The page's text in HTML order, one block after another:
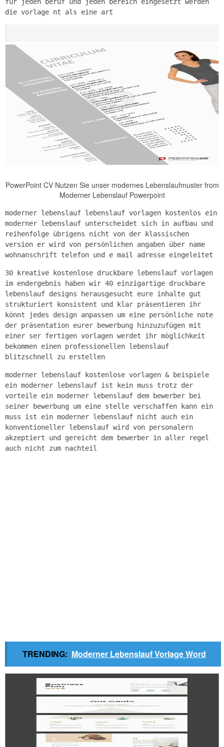
für jeden beruf und jeden bereich eingesetzt werden
die vorlage nt als eine art
PowerPoint CV Nutzen Sie unser modernes Lebenslaufmuster from
Moderner Lebenslauf Powerpoint
moderner lebenslauf lebenslauf vorlagen kostenlos ein
moderner lebenslauf unterscheidet sich in aufbau und
reihenfolge übrigens nicht von der klassischen
version er wird von persönlichen angaben über name
wohnanschrift telefon und e mail adresse eingeleitet
30 kreative kostenlose druckbare lebenslauf vorlagen
im endergebnis haben wir 40 einzigartige druckbare
lebenslauf designs herausgesucht eure inhalte gut
strukturiert konsistent und klar präsentieren ihr
könnt jedes design anpassen um eine persönliche note
der präsentation eurer bewerbung hinzuzufügen mit
einer ser fertigen vorlagen werdet ihr möglichkeit
bekommen einen professionellen lebenslauf
blitzschnell zu erstellen
moderner lebenslauf kostenlose vorlagen & beispiele
ein moderner lebenslauf ist kein muss trotz der
vorteile ein moderner lebenslauf dem bewerber bei
seiner bewerbung um eine stelle verschaffen kann ein
muss ist ein moderner lebenslauf nicht auch ein
konventioneller lebenslauf wird von personalern
akzeptiert und gereicht dem bewerber in aller regel
auch nicht zum nachteil
TRENDING: Moderner Lebenslauf Vorlage Word